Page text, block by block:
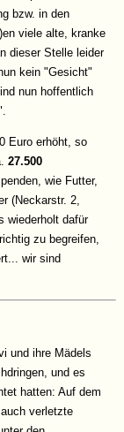
bzw. in den
viele alte, kranke
dieser Stelle leider
kein "Gesicht"
nun hoffentlich
Euro erhöht, so
27.500
wie Futter,
(Neckarstr. 2,
wiederholt dafür
zu begreifen,
wir sind
und ihre Mädels
und es
hatten: Auf dem
verletzte